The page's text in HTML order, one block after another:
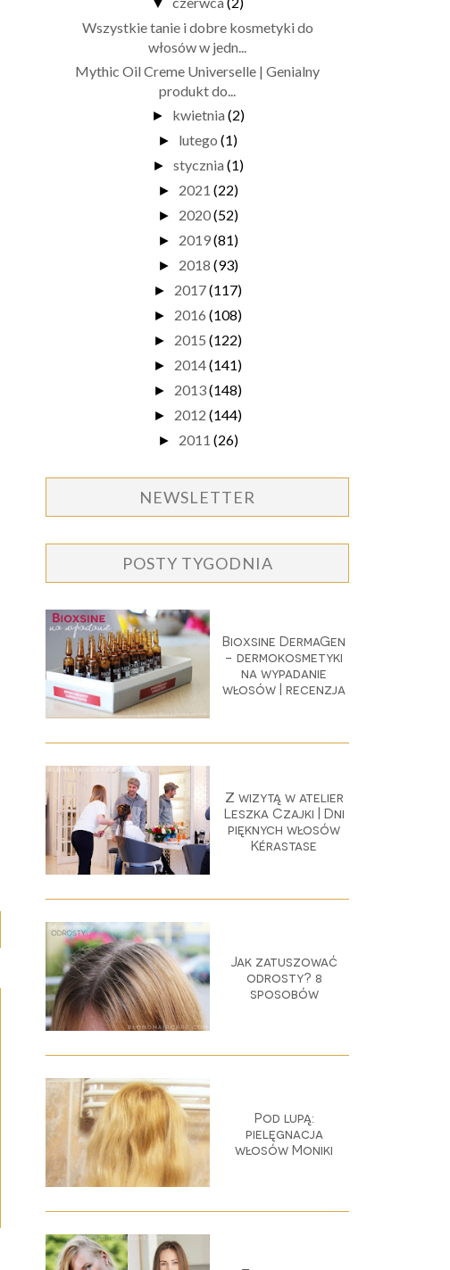
▼
Wszystkie tanie i dobre kosmetyki do
włosów w jedn...
Mythic Oil Creme Universelle | Genialny
produkt do...
► kwietnia (2)
► lutego (1)
► stycznia (1)
► 2021 (22)
► 2020(52)
► 2019(81)
► 2018 (93)
► 2017(117)
► 2016 (108)
► 2015 (122)
► 2014(141)
► 2013(148)
► 2012 (144)
► 2011 (26)
NEWSLETTER
POSTY TYGODNIA
Bioxsine DermaGen
- dermokosmetyki
na wypadanie
włosów | recenzja
Z wizytą w atelier
Leszka Czajki | Dni
pięknych włosów
Kérastase
Jak zatuszować
odrosty? 8
sposobów
Pod lupą:
pielęgnacja
włosów Moniki